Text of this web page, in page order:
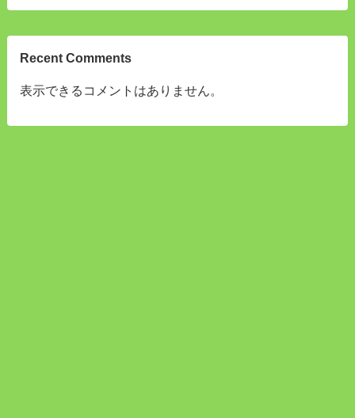
Recent Comments
表示できるコメントはありません。